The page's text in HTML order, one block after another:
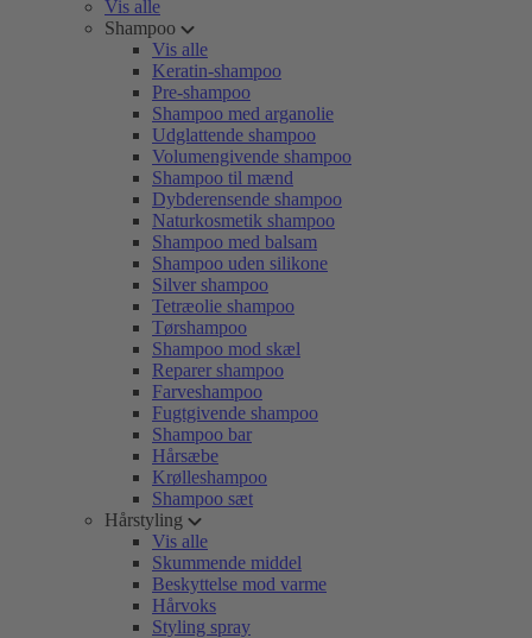
Vis alle
Shampoo
Vis alle
Keratin-shampoo
Pre-shampoo
Shampoo med arganolie
Udglattende shampoo
Volumengivende shampoo
Shampoo til mænd
Dybderensende shampoo
Naturkosmetik shampoo
Shampoo med balsam
Shampoo uden silikone
Silver shampoo
Tetræolie shampoo
Tørshampoo
Shampoo mod skæl
Reparer shampoo
Farveshampoo
Fugtgivende shampoo
Shampoo bar
Hårsæbe
Krølleshampoo
Shampoo sæt
Hårstyling
Vis alle
Skummende middel
Beskyttelse mod varme
Hårvoks
Styling spray